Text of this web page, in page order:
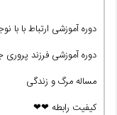
دوره آموزشی ارتباط با با
دوره آموزشی فرزند پروری جامع ۲
مساله مرگ و زندگی
کیفیت رابطه ❤❤